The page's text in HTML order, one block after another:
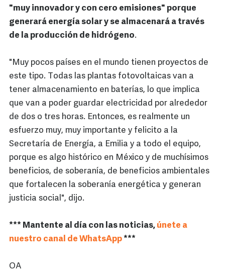
"muy innovador y con cero emisiones" porque
generará energía solar y se almacenará a través
de la producción de hidrógeno.
"Muy pocos países en el mundo tienen proyectos de
este tipo. Todas las plantas fotovoltaicas van a
tener almacenamiento en baterías, lo que implica
que van a poder guardar electricidad por alrededor
de dos o tres horas. Entonces, es realmente un
esfuerzo muy, muy importante y felicito a la
Secretaría de Energía, a Emilia y a todo el equipo,
porque es algo histórico en México y de muchísimos
beneficios, de soberanía, de beneficios ambientales
que fortalecen la soberanía energética y generan
justicia social", dijo.
*** Mantente al día con las noticias, únete a
nuestro canal de WhatsApp***
OA